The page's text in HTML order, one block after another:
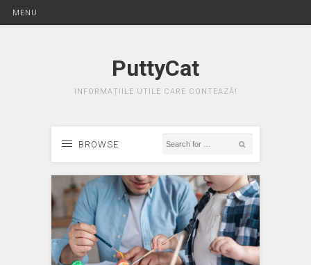
MENU
PuttyCat
INFORMAȚIILE UTILE CARE CONTEAZĂ!
BROWSE